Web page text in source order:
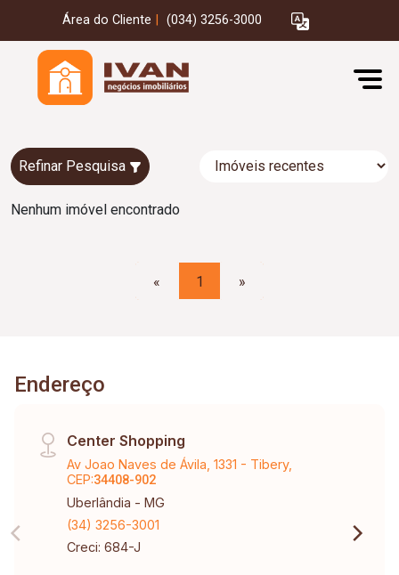
Área do Cliente (034) 3256-3000
Refinar Pesquisa
Nenhum imóvel encontrado
« 1 »
Endereço
Center Shopping
Av Joao Naves de Ávila, 1331 - Tibery,
CEP:34408-902
Uberlândia - MG
(34) 3256-3001
Creci: 684-J